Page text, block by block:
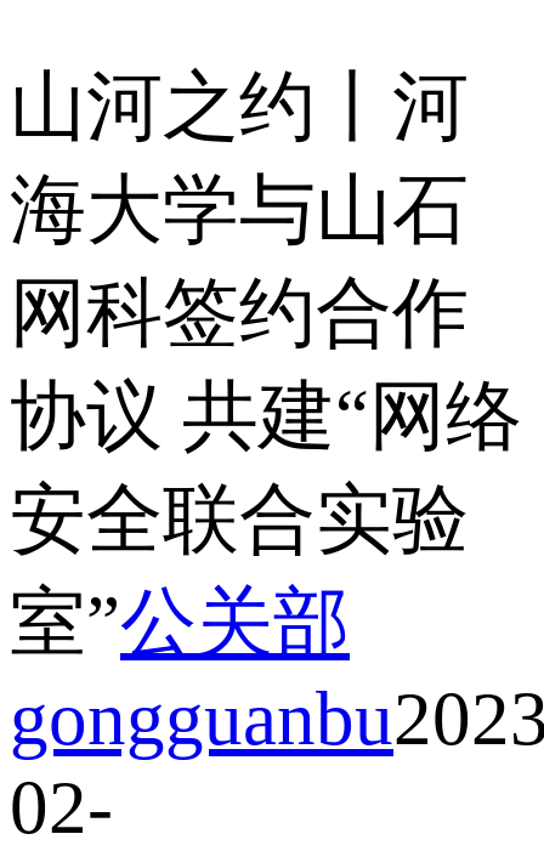
山河之约丨河
海大学与山石
网科签约合作
协议 共建“网络
安全联合实验
室”公关部
gongguanbu
02-